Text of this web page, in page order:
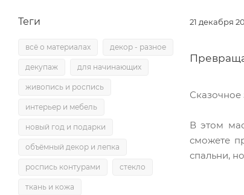
21 декабря
В этом
сможете
спальни,
Теги
всё о материалах декор - разное
декупаж для начинающих
живопись и роспись
интерьер и мебель
новый год и подарки
объёмный декор и лепка
роспись контурами стекло
ткань и кожа